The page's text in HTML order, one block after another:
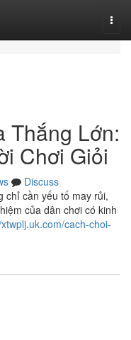
Thắng Lớn:
Chơi Giỏi
Discuss
chỉ cần yếu tố may rủi,
của dân chơi có kinh
cach-choi-